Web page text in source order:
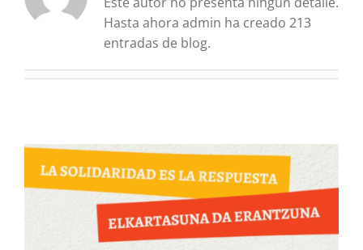
Hasta ahora admin ha creado 213
entradas de blog.